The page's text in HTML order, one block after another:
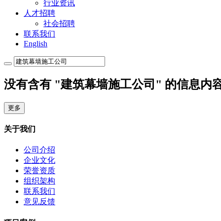
行业资讯
人才招聘
社会招聘
联系我们
English
没有含有 "建筑幕墙施工公司" 的信息内
更多
关于我们
公司介绍
企业文化
荣誉资质
组织架构
联系我们
意见反馈